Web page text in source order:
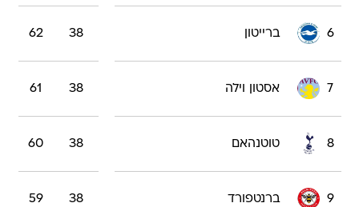
6 ברייטון 38
62
7 אסטון וילה 38
61
8 טוטנהאם 38
60
9 ברנטפורד 38
59